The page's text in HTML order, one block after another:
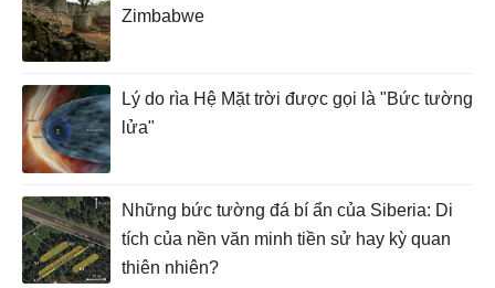
Zimbabwe
Lý do rìa Hệ Mặt trời được gọi là "Bức tường
lửa"
Những bức tường đá bí ẩn của Siberia: Di
tích của nền văn minh tiền sử hay kỳ quan
thiên nhiên?